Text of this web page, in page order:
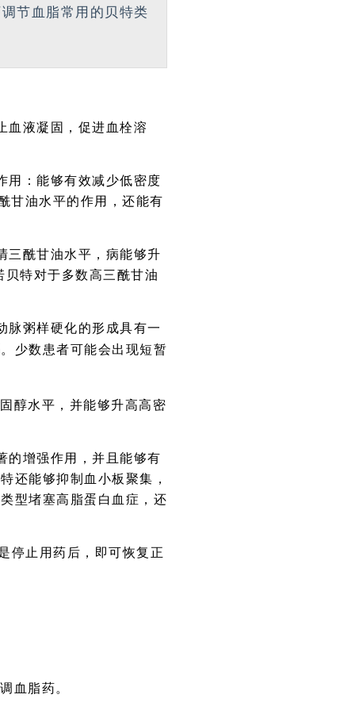
节血脂常用的贝特类
血液凝固，促进血栓溶
用：能够有效减少低密度
甘油水平的作用，还能有
三酰甘油水平，病能够升
特对于多数高三酰甘油
脉粥样硬化的形成具有一
少数患者可能会出现短暂
醇水平，并能够升高高密
的增强作用，并且能够有
还能够抑制血小板聚集，
型堵塞高脂蛋白血症，还
停止用药后，即可恢复正
血脂药。